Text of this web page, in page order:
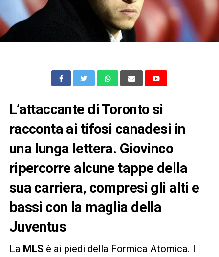
L’attaccante di Toronto si
racconta ai tifosi canadesi in
una lunga lettera. Giovinco
ripercorre alcune tappe della
sua carriera, compresi gli alti e
bassi con la maglia della
Juventus
La MLS è ai piedi della Formica Atomica. I